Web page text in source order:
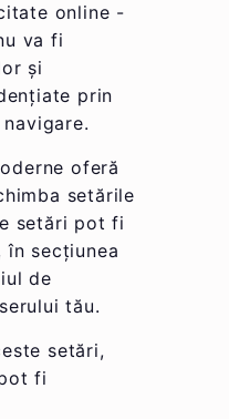
online -
va fi
și
prin
oferă
setările
setări pot fi
în secțiunea
de
tău.
setări,
fi